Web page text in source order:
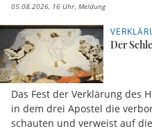
05.08.2026, 16 Uhr Meldung
Der
Das Fest der Verklärung des
in dem drei Apostel die
schauten und verweist auf